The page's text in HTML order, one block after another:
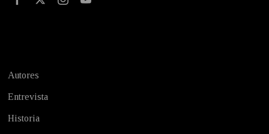
Autores
Entrevista
Historia